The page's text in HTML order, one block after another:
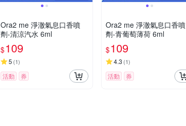
Ora2 me 淨澈氣息口香噴
劑-清涼汽水 6ml
$109
5 (1)
活動 券
Ora2 me 淨澈氣息口香噴
劑-青葡萄薄荷 6ml
$109
4.3 (1)
活動 券